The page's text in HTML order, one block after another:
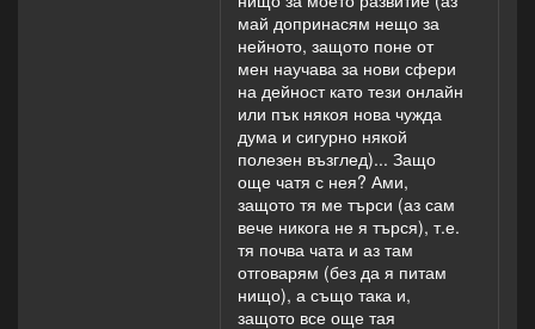
май допринасям нещо за
нейното, защото поне от
мен научава за нови сфери
на дейност като тези онлайн
или пък някоя нова чужда
дума и сигурно някой
полезен възглед)... Защо
още чатя с нея? Ами,
защото тя ме търси (аз сам
вече никога не я търся), т.е.
тя почва чата и аз там
отговарям (без да я питам
нищо), а също така и,
защото все още тая